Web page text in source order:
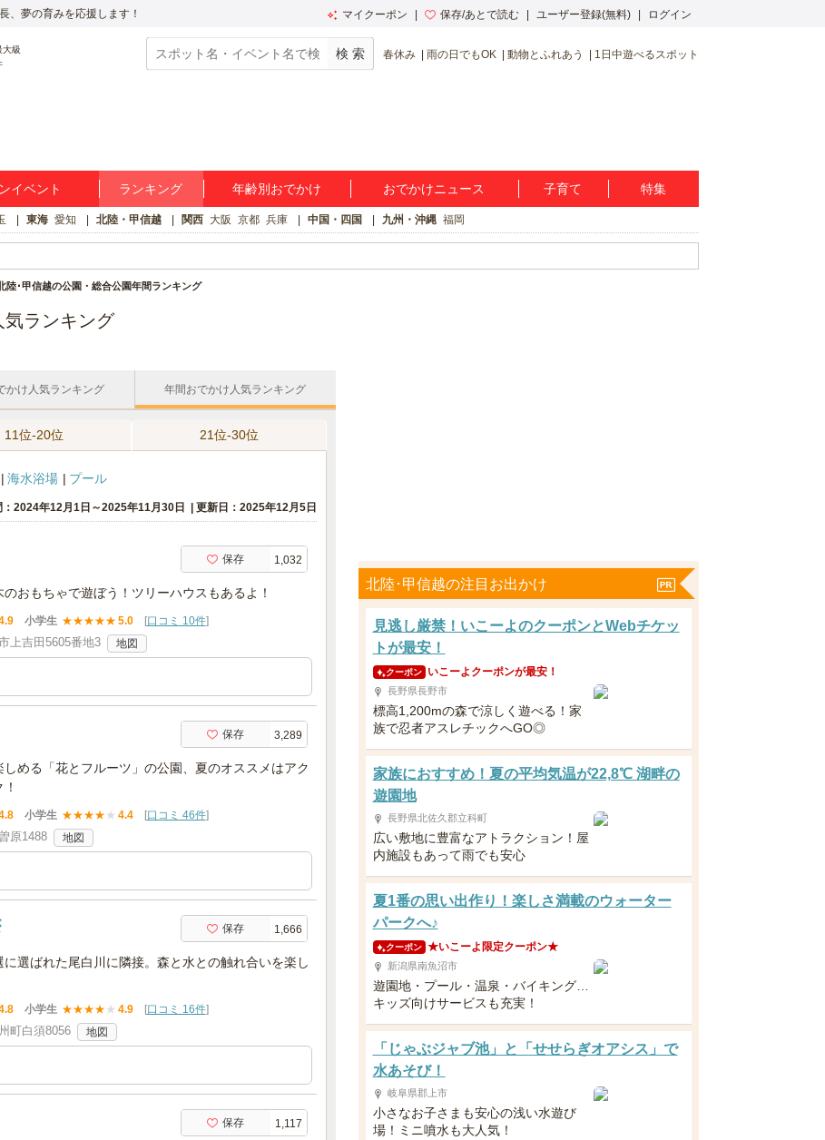
、夢の育みを応援します！ マイクーポン 保存/あとで読む ユーザー登録(無料) ログイン
春休み 雨の日でもOK 動物とふれあう 1日中遊べるスポット
イベント ランキング 年齢別おでかけ おでかけニュース 子育て 特集
東海 愛知 北陸・甲信越 関西 大阪 京都 兵庫 中国・四国 九州・沖縄 福岡
陸･甲信越の公園・総合公園年間ランキング
ランキング
かけ人気ランキング 年間おでかけ人気ランキング
11位-20位 21位-30位
海水浴場 プール
：2024年12月1日～2025年11月30日 更新日：2025年12月5日
保存 1,032
おもちゃで遊ぼう！ツリーハウスもあるよ！
小学生 ★★★★★ 5.0 [口コミ 10件]
上吉田5605番地3 地図
保存 3,289
める「花とフルーツ」の公園、夏のオススメはアク
小学生 ★★★★ ★ 4.4 [口コミ 46件]
原1488 地図
保存 1,666
に選ばれた尾白川に隣接。森と水との触れ合いを楽し
小学生 ★★★★ ★ 4.9 [口コミ 16件]
町白須8056 地図
保存 1,117
北陸･甲信越の注目お出かけ
見逃し厳禁！いこーよのクーポンとWebチケッ
トが最安！
クーポン いこーよクーポンが最安！
長野県長野市
標高1,200mの森で涼しく遊べる！家
族で忍者アスレチックへGO◎
家族におすすめ！夏の平均気温が22,8℃ 湖畔の
遊園地
長野県北佐久郡立科町
広い敷地に豊富なアトラクション！屋
内施設もあって雨でも安心
夏1番の思い出作り！楽しさ満載のウォーター
パークへ♪
クーポン ★いこーよ限定クーポン★
新潟県南魚沼市
遊園地・プール・温泉・バイキング…
キッズ向けサービスも充実！
「じゃぶジャブ池」と「せせらぎオアシス」で
水あそび！
岐阜県郡上市
小さなお子さまも安心の浅い水遊び
場！ミニ噴水も大人気！